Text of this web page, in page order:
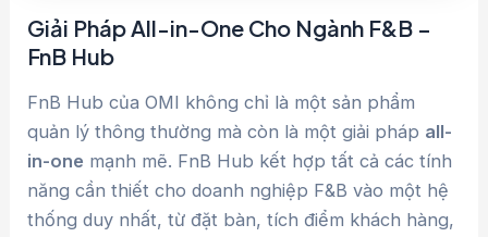
Giải Pháp All-in-One Cho Ngành F&B –
FnB Hub
FnB Hub của OMI không chỉ là một sản phẩm
quản lý thông thường mà còn là một giải pháp all-
in-one mạnh mẽ. FnB Hub kết hợp tất cả các tính
năng cần thiết cho doanh nghiệp F&B vào một hệ
thống duy nhất, từ đặt bàn, tích điểm khách hàng,